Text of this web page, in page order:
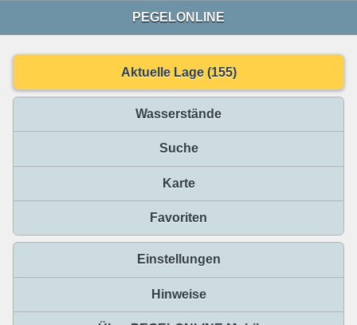
PEGELONLINE
Aktuelle Lage (155)
Wasserstände
Suche
Karte
Favoriten
Einstellungen
Hinweise